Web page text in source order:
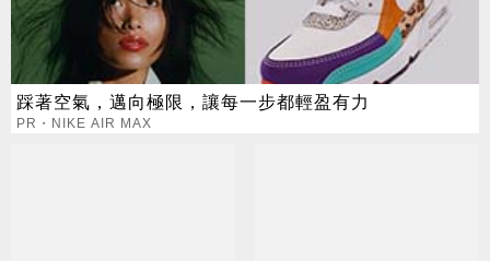
踩著空氣，邁向極限，讓每一步都輕盈有力
PR・NIKE AIR MAX